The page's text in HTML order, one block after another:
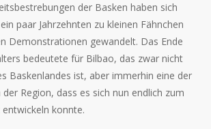
der Basken haben sich
paar Jahrzehnten zu kleinen Fähnchen
Demonstrationen gewandelt. Das Ende
bedeutete für Bilbao, das zwar nicht
Baskenlandes ist, aber immerhin eine der
Region, dass es sich nun endlich zum
konnte.